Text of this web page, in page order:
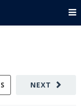
NEXT